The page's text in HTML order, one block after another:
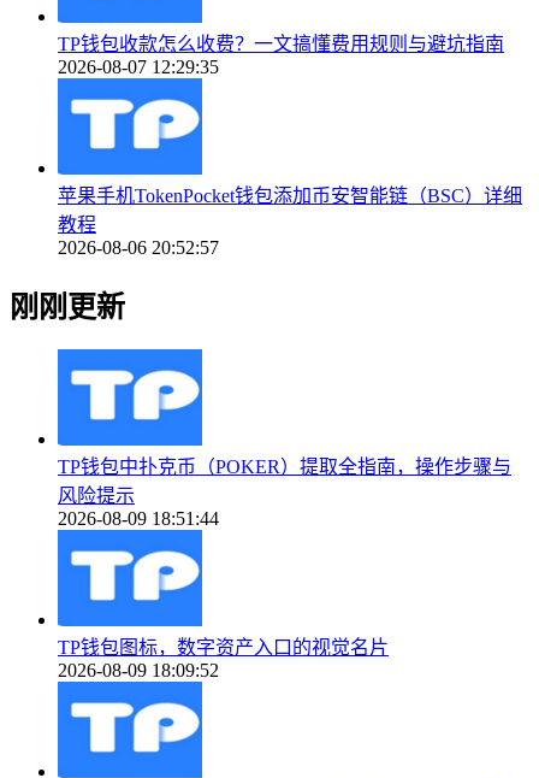
TP钱包收款怎么收费？一文搞懂费用规则与避坑指南
2026-08-07 12:29:35
苹果手机TokenPocket钱包添加币安智能链（BSC）详细
教程
2026-08-06 20:52:57
刚刚更新
TP钱包中扑克币（POKER）提取全指南，操作步骤与
风险提示
2026-08-09 18:51:44
TP钱包图标，数字资产入口的视觉名片
2026-08-09 18:09:52